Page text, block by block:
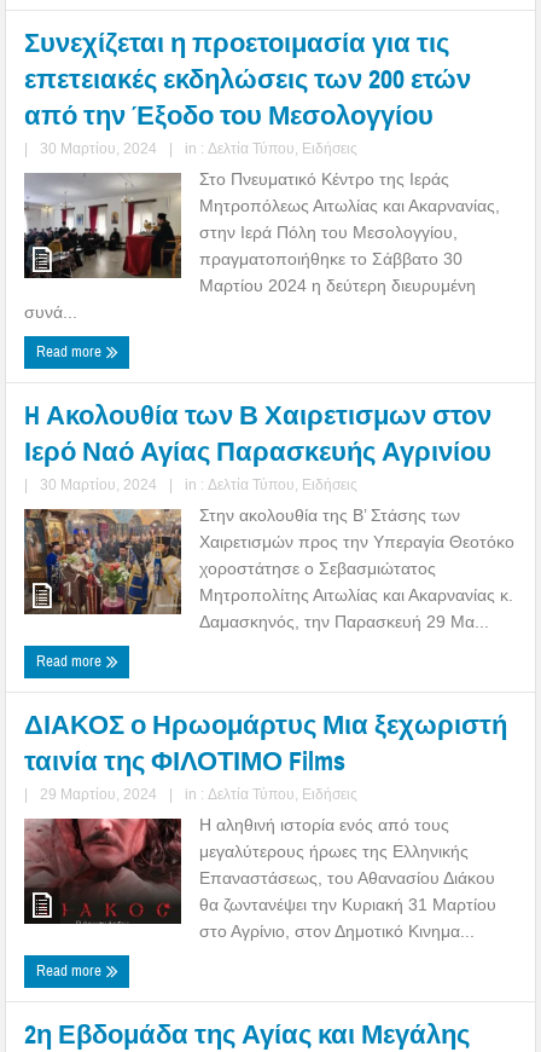
Συνεχίζεται η προετοιμασία για τις
επετειακές εκδηλώσεις των 200 ετών
από την Έξοδο του Μεσολογγίου
| 30 Μαρτίου, 2024 | in : Δελτία Τύπου Ειδήσεις
Στο Πνευματικό Κέντρο της Ιεράς
Μητροπόλεως Αιτωλίας και Ακαρνανίας,
στην Ιερά Πόλη του Μεσολογγίου,
πραγματοποιήθηκε το Σάββατο 30
Μαρτίου 2024 η δεύτερη διευρυμένη
συνά...
Read more
H Ακολουθία των Β Χαιρετισμων στον
Ιερό Ναό Αγίας Παρασκευής Αγρινίου
| 30 Μαρτίου, 2024 | in : Δελτία Τύπου Ειδήσεις
Στην ακολουθία της Β’ Στάσης των
Χαιρετισμών προς την Υπεραγία Θεοτόκο
χοροστάτησε ο Σεβασμιώτατος
Μητροπολίτης Αιτωλίας και Ακαρνανίας κ.
Δαμασκηνός, την Παρασκευή 29 Μα...
Read more
ΔΙΑΚΟΣ ο Ηρωομάρτυς Μια ξεχωριστή
ταινία της ΦΙΛΟΤΙΜΟ Films
| 29 Μαρτίου, 2024 | in : Δελτία Τύπου Ειδήσεις
Η αληθινή ιστορία ενός από τους
μεγαλύτερους ήρωες της Ελληνικής
Επαναστάσεως, του Αθανασίου Διάκου
θα ζωντανέψει την Κυριακή 31 Μαρτίου
στο Αγρίνιο, στον Δημοτικό Κινημα...
Read more
2η Εβδομάδα της Αγίας και Μεγάλης